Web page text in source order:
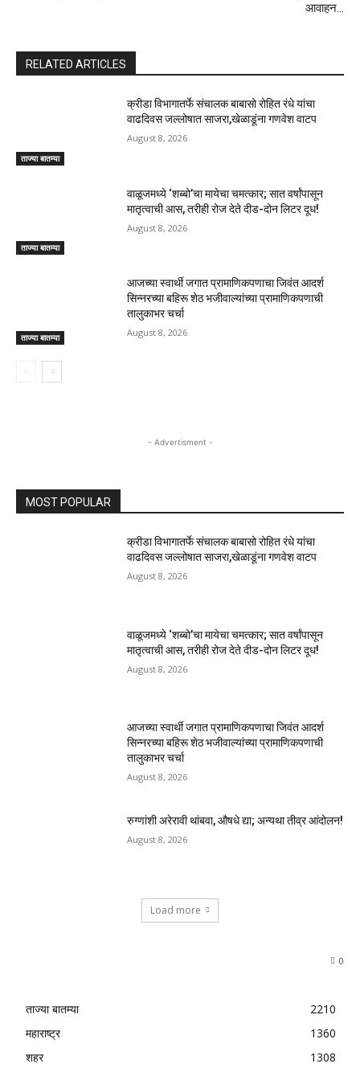
आवाहन…
RELATED ARTICLES
ताज्या बातम्या
क्रीडा विभागातर्फे संचालक बाबासो रोहित रंधे यांचा
वाढदिवस जल्लोषात साजरा,खेळाडूंना गणवेश वाटप
August 8, 2026
ताज्या बातम्या
वाळूजमध्ये ‘शब्बो’चा मायेचा चमत्कार; सात वर्षांपासून
मातृत्वाची आस, तरीही रोज देते दीड-दोन लिटर दूध!
August 8, 2026
ताज्या बातम्या
आजच्या स्वार्थी जगात प्रामाणिकपणाचा जिवंत आदर्श
सिन्नरच्या बहिरू शेठ भजीवाल्यांच्या प्रामाणिकपणाची
तालुकाभर चर्चा
August 8, 2026
- Advertisment -
MOST POPULAR
क्रीडा विभागातर्फे संचालक बाबासो रोहित रंधे यांचा
वाढदिवस जल्लोषात साजरा,खेळाडूंना गणवेश वाटप
August 8, 2026
वाळूजमध्ये ‘शब्बो’चा मायेचा चमत्कार; सात वर्षांपासून
मातृत्वाची आस, तरीही रोज देते दीड-दोन लिटर दूध!
August 8, 2026
आजच्या स्वार्थी जगात प्रामाणिकपणाचा जिवंत आदर्श
सिन्नरच्या बहिरू शेठ भजीवाल्यांच्या प्रामाणिकपणाची
तालुकाभर चर्चा
August 8, 2026
रुग्णांशी अरेरावी थांबवा, औषधे द्या; अन्यथा तीव्र आंदोलन!
August 8, 2026
Load more
0
ताज्या बातम्या
2210
महाराष्ट्र
1360
शहर
1308